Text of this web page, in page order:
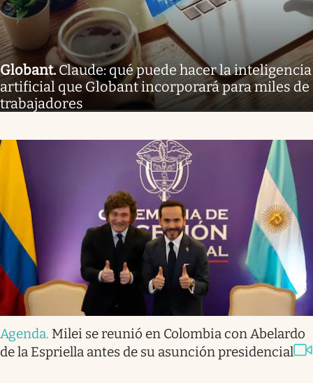
Globant.Claude: qué puede hacer la inteligencia
artificial que Globant incorporará para miles de
trabajadores
Agenda. Milei se reunió en Colombia con Abelardo
de la Espriella antes de su asunción presidencial